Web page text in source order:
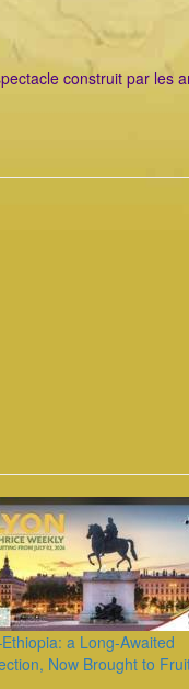
construit par les
a Long-Awaited
Now Brought to